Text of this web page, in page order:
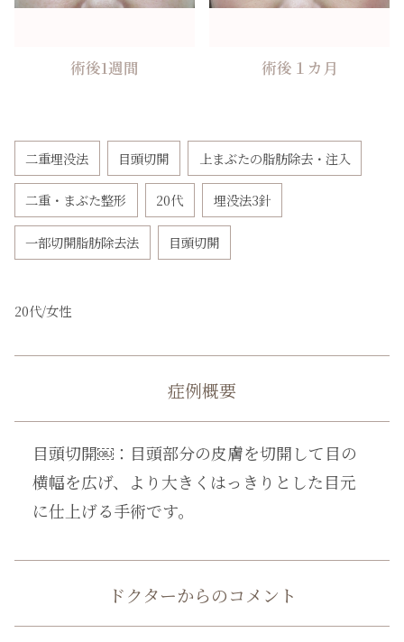
術後1週間 術後１カ月
二重埋没法 目頭切開 上まぶたの脂肪除去・注入
二重・まぶた整形 20代 埋没法3針
一部切開脂肪除去法 目頭切開
20代/女性
症例概要
目頭切開￼：目頭部分の皮膚を切開して目の
横幅を広げ、より大きくはっきりとした目元
に仕上げる手術です。
ドクターからのコメント